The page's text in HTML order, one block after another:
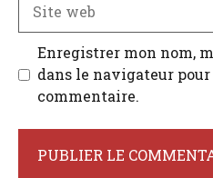
web
Enregistrer mon nom,
dans le navigateur
commentaire.